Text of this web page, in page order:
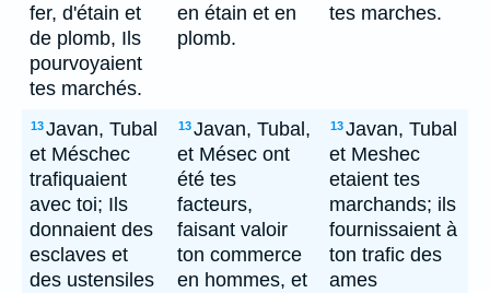
fer, d'étain et
de plomb, Ils
pourvoyaient
tes marchés.
en étain et en
plomb.
tes marches.
13Javan, Tubal
et Méschec
trafiquaient
avec toi; Ils
donnaient des
esclaves et
des ustensiles
13Javan, Tubal,
et Mésec ont
été tes
facteurs,
faisant valoir
ton commerce
en hommes, et
13Javan, Tubal
et Meshec
etaient tes
marchands; ils
fournissaient à
ton trafic des
ames